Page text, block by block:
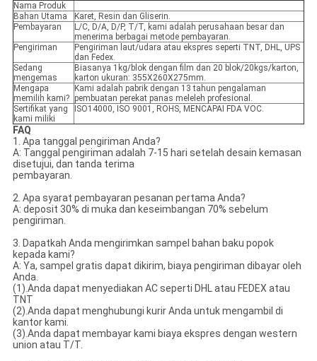
Nama Produk
Bahan Utama
Karet, Resin dan Gliserin.
Pembayaran
L/C, D/A, D/P, T/T, kami adalah perusahaan besar dan
menerima berbagai metode pembayaran.
Pengiriman
Pengiriman laut/udara atau ekspres seperti TNT, DHL, UPS
dan Fedex.
Sedang
mengemas
Biasanya 1kg/blok dengan film dan 20 blok/20kgs/karton,
karton ukuran: 355X260X275mm.
Mengapa
memilih kami?
Kami adalah pabrik dengan 13 tahun pengalaman
pembuatan perekat panas meleleh profesional.
Sertifikat yang
kami miliki
ISO14000, ISO 9001, ROHS, MENCAPAI FDA VOC.
FAQ
1. Apa tanggal pengiriman Anda?
A: Tanggal pengiriman adalah 7-15 hari setelah desain kemasan
disetujui, dan tanda terima
pembayaran.
2. Apa syarat pembayaran pesanan pertama Anda?
A: deposit 30% di muka dan keseimbangan 70% sebelum
pengiriman.
3. Dapatkah Anda mengirimkan sampel bahan baku popok
kepada kami?
A: Ya, sampel gratis dapat dikirim, biaya pengiriman dibayar oleh
Anda.
(1).Anda dapat menyediakan AC seperti DHL atau FEDEX atau
TNT
(2).Anda dapat menghubungi kurir Anda untuk mengambil di
kantor kami.
(3).Anda dapat membayar kami biaya ekspres dengan western
union atau T/T.